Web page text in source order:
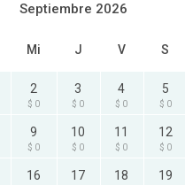
Septiembre 2026
Mi J V S
2
$ 0
3
$ 0
4
$ 0
5
$ 0
9
$ 0
10
$ 0
11
$ 0
12
$ 0
16 17 18 19